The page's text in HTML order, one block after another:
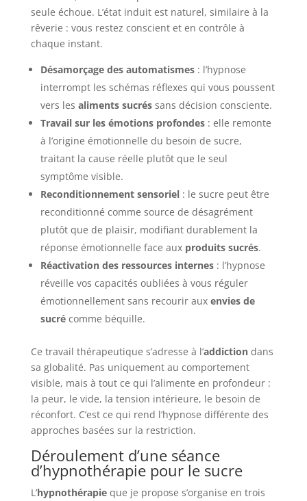
seule échoue. L’état induit est naturel, similaire à la
rêverie : vous restez conscient et en contrôle à
chaque instant.
Désamorçage des automatismes: l’hypnose
interrompt les schémas réflexes qui vous poussent
vers les aliments sucréssans décision consciente.
Travail sur les émotions profondes: elle remonte
à l’origine émotionnelle du besoin de sucre,
traitant la cause réelle plutôt que le seul
symptôme visible.
Reconditionnement sensoriel: le sucre peut être
reconditionné comme source de désagrément
plutôt que de plaisir, modifiant durablement la
réponse émotionnelle face aux produits sucrés.
Réactivation des ressources internes: l’hypnose
réveille vos capacités oubliées à vous réguler
émotionnellement sans recourir aux envies de
sucrécomme béquille.
Ce travail thérapeutique s’adresse à l’addictiondans
sa globalité. Pas uniquement au comportement
visible, mais à tout ce qui l’alimente en profondeur :
la peur, le vide, la tension intérieure, le besoin de
réconfort. C’est ce qui rend l’hypnose différente des
approches basées sur la restriction.
Déroulement d’une séance
d’hypnothérapie pour le sucre
L’hypnothérapieque je propose s’organise en trois